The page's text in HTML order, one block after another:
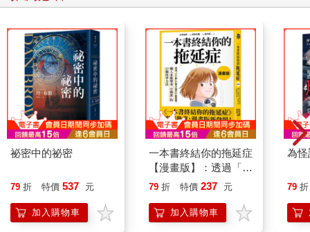
Fingers cut by paper, overwhelmed and saddened by pervasive
false information. Misty, tearless eyes fail to remember the
sensations evoked by the real world. Amid the black-and-white
remnants of the front and back pages, time flows, silence is
reversed, panic is diluted, and memories begin to emerge from
the depths of the heart.
Closing ‘Afterwards'
Solitary beliefs are constrained by the powerless veins of society.
A weary mind struggles to grasp the impact of artificial intelligence
on the future.
Turn away, which direction should I look?
move.
Turning Away
A woman, dressed in casual shoes and white blouse, leans over
祕密中的祕密
79 折 特價 537 元
加入購物車
一本書終結你的拖延症
【漫畫版】：透過「小
行動」打開大腦的行動
「行動派」的37個科
學方法
79 折 特價 237 元
加入購物車
為怪
79 折